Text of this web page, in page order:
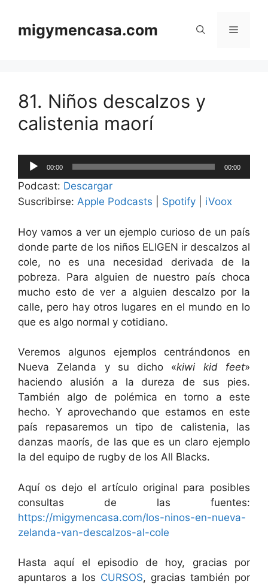
contenido
migymencasa.com Menú
81. Niños descalzos y
calistenia maorí
Reproductor
de
audio
00:00 00:00
Podcast: Descargar
Suscribirse: Apple Podcasts Spotify iVoox
Hoy vamos a ver un ejemplo curioso de un país
donde parte de los niños ELIGEN ir descalzos al
cole, no es una necesidad derivada de la
pobreza. Para alguien de nuestro país choca
mucho esto de ver a alguien descalzo por la
calle, pero hay otros lugares en el mundo en lo
que es algo normal y cotidiano.
Veremos algunos ejemplos centrándonos en
Nueva Zelanda y su dicho «kiwi kid feet»
haciendo alusión a la dureza de sus pies.
También algo de polémica en torno a este
hecho. Y aprovechando que estamos en este
país repasaremos un tipo de calistenia, las
danzas maorís, de las que es un claro ejemplo
la del equipo de rugby de los All Blacks.
Aquí os dejo el artículo original para posibles
consultas de las fuentes:
https://migymencasa.com/los-ninos-en-nueva-
zelanda-van-descalzos-al-cole
Hasta aquí el episodio de hoy, gracias por
apuntaros a los CURSOS, gracias también por